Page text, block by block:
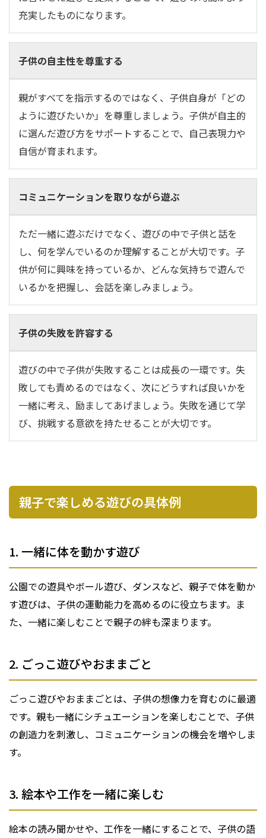
充実したものになります。
子供の自主性を尊重する
親がすべてを指示するのではなく、子供自身が「どの
ように遊びたいか」を尊重しましょう。子供が自主的
に選んだ遊び方をサポートすることで、自己表現力や
自信が育まれます。
コミュニケーションを取りながら遊ぶ
ただ一緒に遊ぶだけでなく、遊びの中で子供と話を
し、何を学んでいるのか理解することが大切です。子
供が何に興味を持っているか、どんな気持ちで遊んで
いるかを把握し、会話を楽しみましょう。
子供の失敗を許容する
遊びの中で子供が失敗することは成長の一環です。失
敗しても責めるのではなく、次にどうすれば良いかを
一緒に考え、励ましてあげましょう。失敗を通じて学
び、挑戦する意欲を持たせることが大切です。
親子で楽しめる遊びの具体例
1. 一緒に体を動かす遊び
公園での遊具やボール遊び、ダンスなど、親子で体を動か
す遊びは、子供の運動能力を高めるのに役立ちます。ま
た、一緒に楽しむことで親子の絆も深まります。
2. ごっこ遊びやおままごと
ごっこ遊びやおままごとは、子供の想像力を育むのに最適
です。親も一緒にシチュエーションを楽しむことで、子供
の創造力を刺激し、コミュニケーションの機会を増やしま
す。
3. 絵本や工作を一緒に楽しむ
絵本の読み聞かせや、工作を一緒にすることで、子供の語